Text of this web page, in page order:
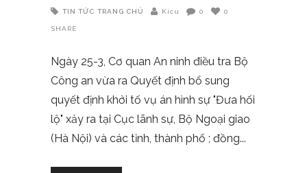
TIN TỨC TRANG CHỦ Kicu 0 0
SHARE
Ngày 25-3, Cơ quan An ninh điều tra Bộ
Công an vừa ra Quyết định bổ sung
quyết định khởi tố vụ án hình sự "Đưa hối
lộ" xảy ra tại Cục lãnh sự, Bộ Ngoại giao
(Hà Nội) và các tỉnh, thành phố ; đồng